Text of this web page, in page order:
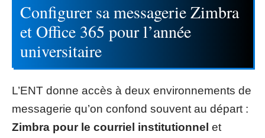
Configurer sa messagerie Zimbra
et Office 365 pour l’année
universitaire
L’ENT donne accès à deux environnements de
messagerie qu’on confond souvent au départ :
Zimbra pour le courriel institutionnel et